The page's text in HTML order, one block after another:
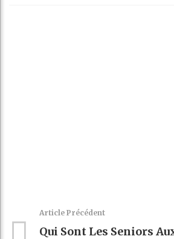
Article Précédent
Qui Sont Les Seniors